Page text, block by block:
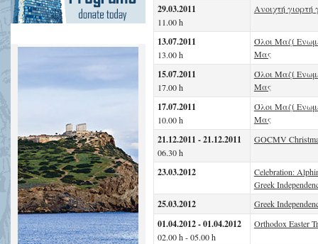
29.03.2011
11.00 h
Ανοιχτή γιορτή
13.07.2011
13.00 h
Όλοι Μαζί
Μας
15.07.2011
17.00 h
Όλοι Μαζί
Μας
17.07.2011
10.00 h
Όλοι Μαζί
Μας
21.12.2011 - 21.12.2011
06.30 h
GOCMV
23.03.2012
Celebration:
Greek
25.03.2012 Greek
01.04.2012 - 01.04.2012
02.00 h - 05.00 h
Orthodox Easter